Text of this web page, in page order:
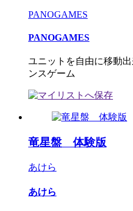
PANOGAMES
PANOGAMES
ユニットを自由に移動
ンスゲーム
竜星盤 体験版
あけら
あけら